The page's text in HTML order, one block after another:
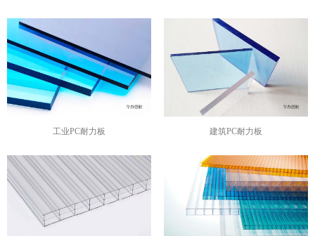
工业PC耐力板 建筑PC耐力板